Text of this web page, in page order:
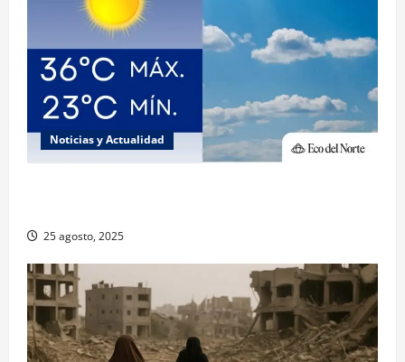
Noticias y Actualidad
25 agosto, 2025